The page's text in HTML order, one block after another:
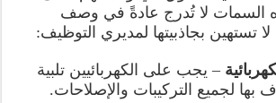
السمات لا تُدرج عادةً في وصف
تستهين بجاذبيتها لمديري التوظيف:
– يجب على الكهربائيين تلبية
بها لجميع التركيبات والإصلاحات.